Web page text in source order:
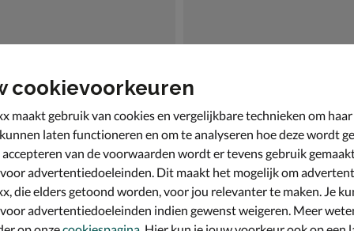
Ecco 2nd Cozmo
€ 99,99
99,99
cookievoorkeuren
maakt gebruik van cookies en vergelijkbare technieken om
laten functioneren en om te analyseren hoe deze wordt
van de voorwaarden wordt er tevens gebruik
advertentiedoeleinden. Dit maakt het mogelijk om
die elders getoond worden, voor jou relevanter te maken. Je
advertentiedoeleinden indien gewenst weigeren. Meer